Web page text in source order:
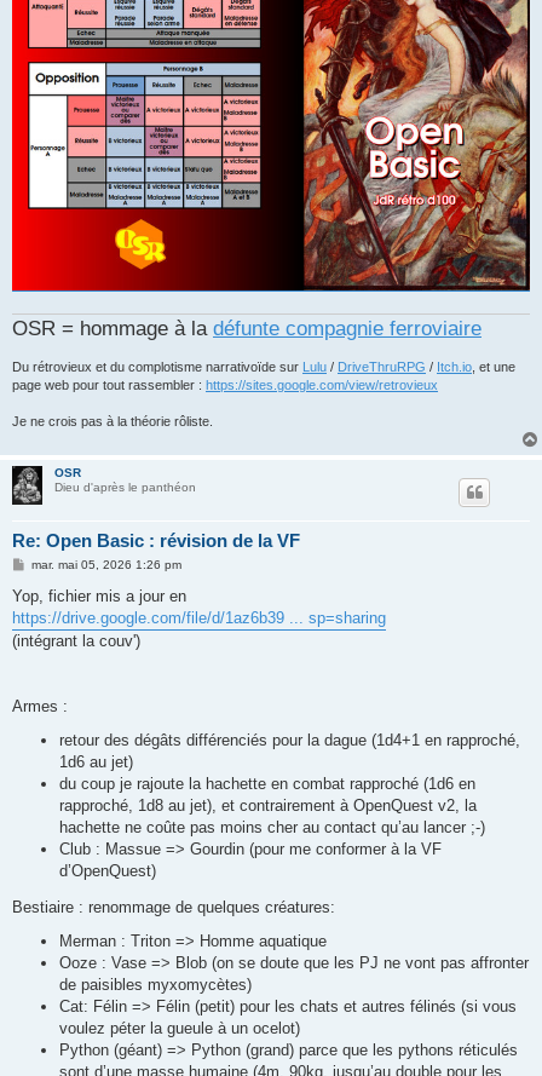
OSR = hommage à la défunte compagnie ferroviaire
Du rétrovieux et du complotisme narrativoïde sur Lulu / DriveThruRPG / Itch.io , et une
page web pour tout rassembler : https://sites.google.com/view/retrovieux
Je ne crois pas à la théorie rôliste.
OSR
Dieu d'après le panthéon
Re: Open Basic : révision de la VF
M
s
s
a
g
e
mar. mai 05, 2026 1:26 pm
Yop, fichier mis a jour en
https://drive.google.com/file/d/1az6b39 ... sp=sharing
(intégrant la couv')
Armes :
retour des dégâts différenciés pour la dague (1d4+1 en rapproché,
1d6 au jet)
du coup je rajoute la hachette en combat rapproché (1d6 en
rapproché, 1d8 au jet), et contrairement à OpenQuest v2, la
hachette ne coûte pas moins cher au contact qu’au lancer ;-)
Club : Massue => Gourdin (pour me conformer à la VF
d’OpenQuest)
Bestiaire : renommage de quelques créatures:
Merman : Triton => Homme aquatique
Ooze : Vase => Blob (on se doute que les PJ ne vont pas affronter
de paisibles myxomycètes)
Cat: Félin => Félin (petit) pour les chats et autres félinés (si vous
voulez péter la gueule à un ocelot)
Python (géant) => Python (grand) parce que les pythons réticulés
sont d’une masse humaine (4m, 90kg, jusqu’au double pour les